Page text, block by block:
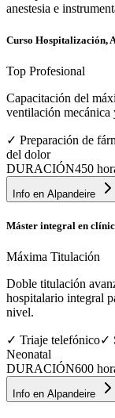
anestesia e
Curso Hospitalización,
Top Profesional
Capacitación del
ventilación mecánica
✓ Preparación de
del dolor
DURACIÓN450
Info en Alpandeire
Máster integral en
Máxima Titulación
Doble titulación
hospitalario integral
nivel.
✓ Triaje telefónico✓
Neonatal
DURACIÓN600
Info en Alpandeire